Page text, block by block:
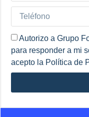
Autorizo a Grupo
para responder a mi
acepto la Política de